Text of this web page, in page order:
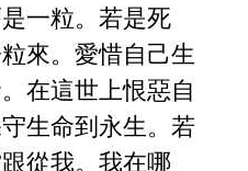
一粒。若是死
來。愛惜自己生
在這世上恨惡自
生命到永生。若
從我。我在哪